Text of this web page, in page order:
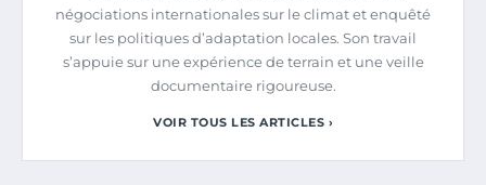
négociations internationales sur le climat et enquêté
sur les politiques d’adaptation locales. Son travail
s’appuie sur une expérience de terrain et une veille
documentaire rigoureuse.
VOIR TOUS LES ARTICLES ›